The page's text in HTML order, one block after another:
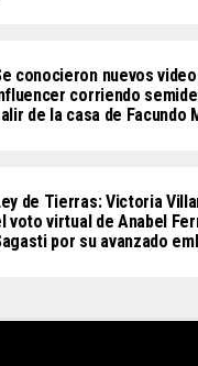
conocieron nuevos
corriendo
de la casa de Facundo
de Tierras: Victoria
voto virtual de Anabel
por su avanzado